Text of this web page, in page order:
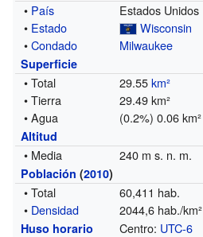
• País
Estados Unidos
• Estado
Wisconsin
•Condado Milwaukee
Superficie
• Total 29.55km²
• Tierra
29.49 km²
• Agua
(0.2%) 0.06 km²
Altitud
• Media 240 m s. n. m.
Población (2010)
• Total
60,411 hab.
• Densidad 2044,6 hab./km²
Huso horario Centro: UTC-6